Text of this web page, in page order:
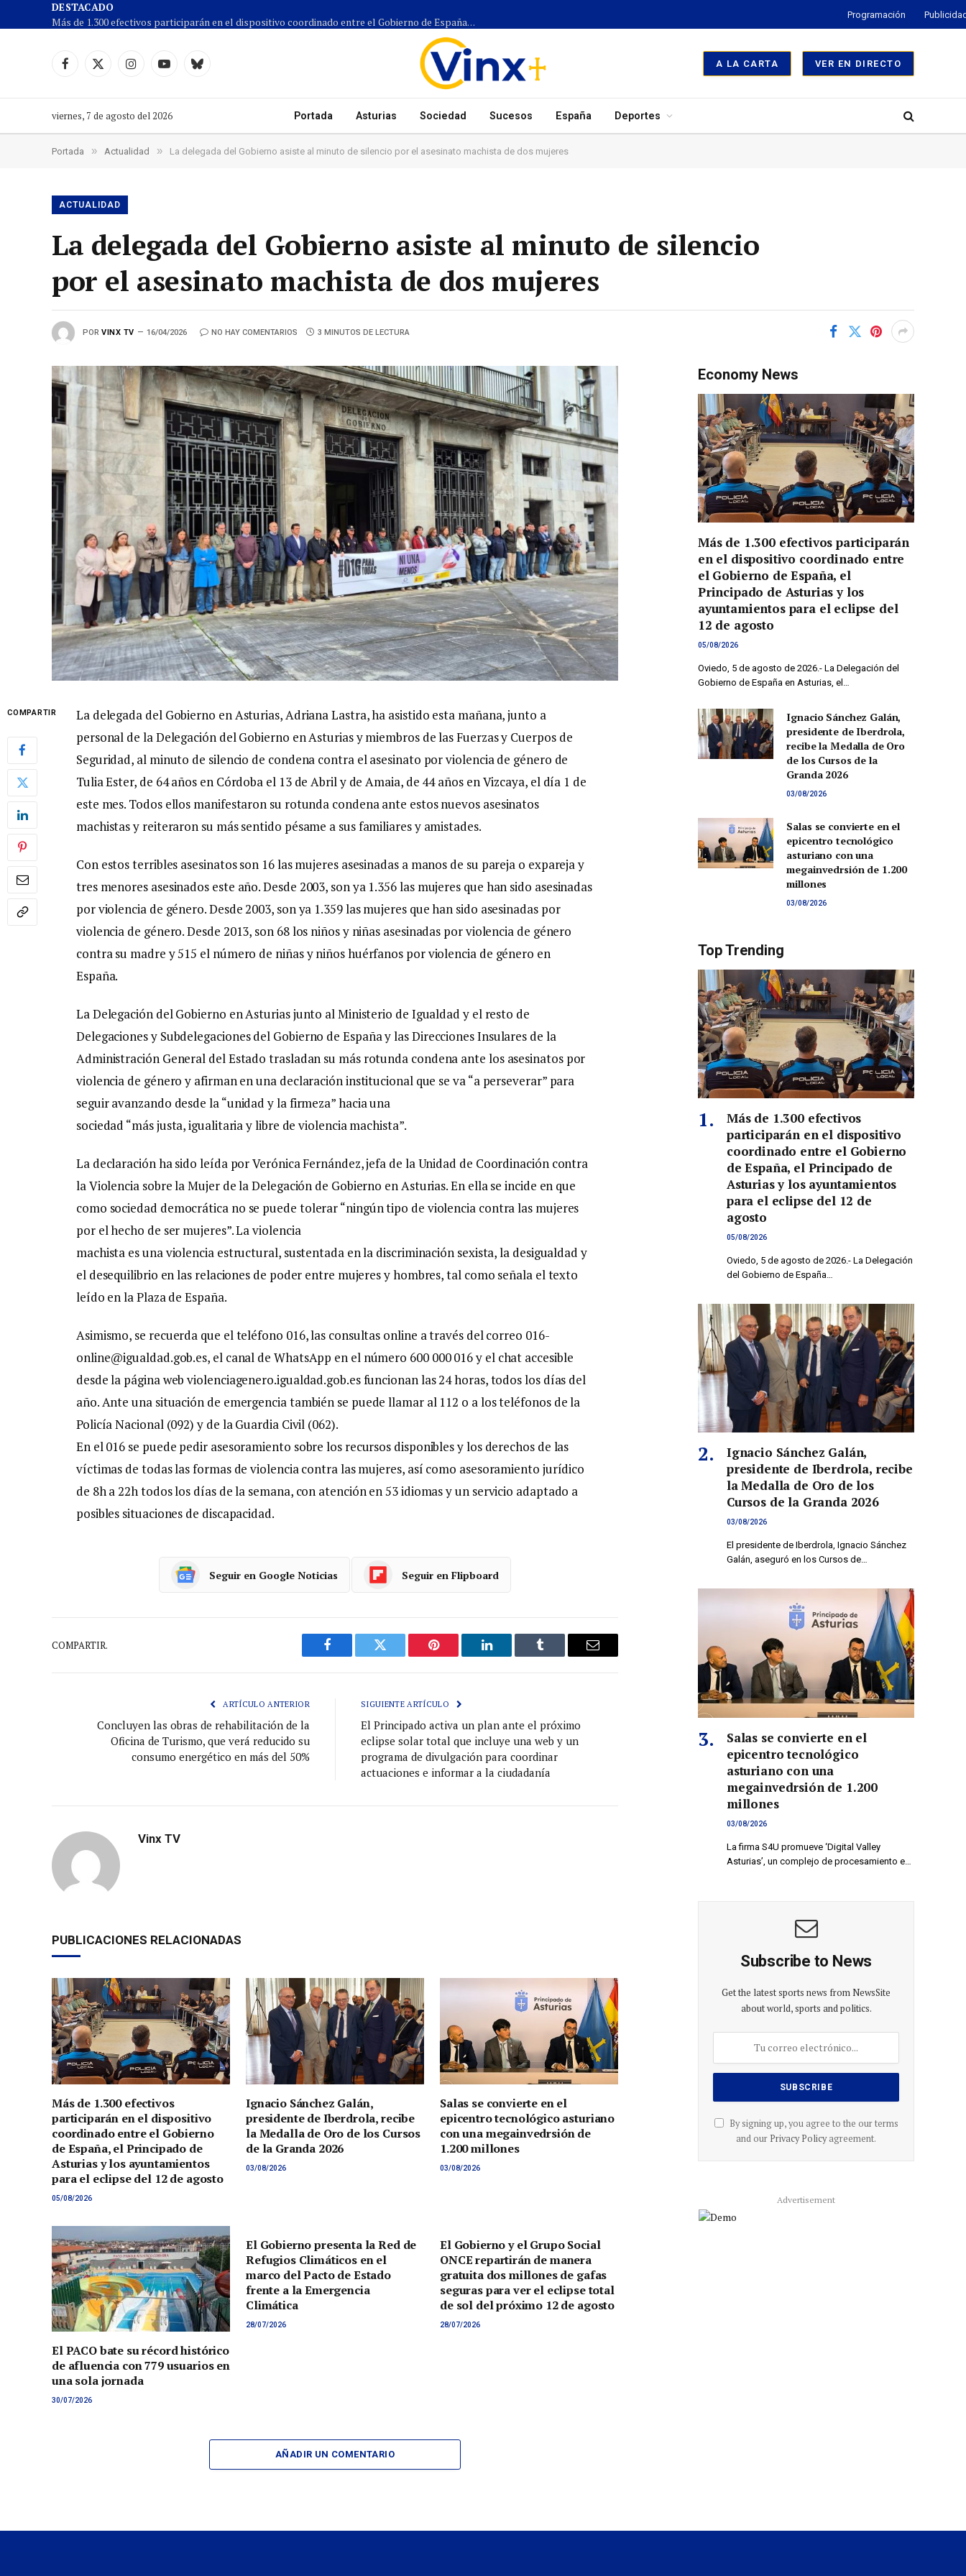
DESTACADO
Más de 1.300 efectivos participarán en el dispositivo coordinado entre el Gobierno de España, el Principado de Asturias y los ayuntamientos para el eclipse del 12 de agosto
Programación
Facebook
X
InstagramYouTubeCielo
A LA CARTA VER EN DIRECTO
viernes, 7 de agosto del 2026 Portada Asturias Sociedad Sucesos España Deportes
Portada » Actualidad » La delegada del Gobierno asiste al minuto de silencio por el asesinato machista de dos mujeres
ACTUALIDAD
La delegada del Gobierno asiste al minuto de silencio
por el asesinato machista de dos mujeres
POR VINX TV 16/04/2026 NO HAY COMENTARIOS 3 MINUTOS DE LECTURA
COMPARTIR
La delegada del Gobierno en Asturias, Adriana Lastra, ha asistido esta mañana, junto a
personal de la Delegación del Gobierno en Asturias y miembros de las Fuerzas y Cuerpos de
Seguridad, al minuto de silencio de condena contra el asesinato por violencia de género de
Tulia Ester, de 64 años en Córdoba el 13 de Abril y de Amaia, de 44 años en Vizcaya, el día 1 de
este mes. Todos ellos manifestaron su rotunda condena ante estos nuevos asesinatos
machistas y reiteraron su más sentido pésame a sus familiares y amistades.
Con estos terribles asesinatos son 16 las mujeres asesinadas a manos de su pareja o expareja y
tres menores asesinados este año. Desde 2003, son ya 1.356 las mujeres que han sido asesinadas
por violencia de género. Desde 2003, son ya 1.359 las mujeres que han sido asesinadas por
violencia de género. Desde 2013, son 68 los niños y niñas asesinadas por violencia de género
contra su madre y 515 el número de niñas y niños huérfanos por violencia de género en
España.
La Delegación del Gobierno en Asturias junto al Ministerio de Igualdad y el resto de
Delegaciones y Subdelegaciones del Gobierno de España y las Direcciones Insulares de la
Administración General del Estado trasladan su más rotunda condena ante los asesinatos por
violencia de género y afirman en una declaración institucional que se va “a perseverar” para
seguir avanzando desde la “unidad y la firmeza” hacia una
sociedad “más justa, igualitaria y libre de violencia machista”.
La declaración ha sido leída por Verónica Fernández, jefa de la Unidad de Coordinación contra
la Violencia sobre la Mujer de la Delegación de Gobierno en Asturias. En ella se incide en que
como sociedad democrática no se puede tolerar “ningún tipo de violencia contra las mujeres
por el hecho de ser mujeres”. La violencia
machista es una violencia estructural, sustentada en la discriminación sexista, la desigualdad y
el desequilibrio en las relaciones de poder entre mujeres y hombres, tal como señala el texto
leído en la Plaza de España.
Asimismo, se recuerda que el teléfono 016, las consultas online a través del correo 016-
online@igualdad.gob.es, el canal de WhatsApp en el número 600 000 016 y el chat accesible
desde la página web violenciagenero.igualdad.gob.es funcionan las 24 horas, todos los días del
año. Ante una situación de emergencia también se puede llamar al 112 o a los teléfonos de la
Policía Nacional (092) y de la Guardia Civil (062).
En el 016 se puede pedir asesoramiento sobre los recursos disponibles y los derechos de las
víctimas de todas las formas de violencia contra las mujeres, así como asesoramiento jurídico
de 8h a 22h todos los días de la semana, con atención en 53 idiomas y un servicio adaptado a
posibles situaciones de discapacidad.
Seguir en Google Noticias Seguir en Flipboard
COMPARTIR.
Facebook Gorjeo Pinterest LinkedIn Tumblr
Correo
ARTÍCULO ANTERIOR
Concluyen las obras de rehabilitación de la
Oficina de Turismo, que verá reducido su
consumo energético en más del 50%
SIGUIENTE ARTÍCULO
El Principado activa un plan ante el próximo
eclipse solar total que incluye una web y un
programa de divulgación para coordinar
actuaciones e informar a la ciudadanía
Vinx TV
PUBLICACIONES RELACIONADAS
Más de 1.300 efectivos
participarán en el dispositivo
coordinado entre el Gobierno
de España, el Principado de
Asturias y los ayuntamientos
para el eclipse del 12 de agosto
05/08/2026
Ignacio Sánchez Galán,
presidente de Iberdrola, recibe
la Medalla de Oro de los Cursos
de la Granda 2026
03/08/2026
Salas se convierte en el
epicentro tecnológico asturiano
con una megainvedrsión de
1.200 millones
03/08/2026
El PACO bate su récord histórico
de afluencia con 779 usuarios en
una sola jornada
30/07/2026
El Gobierno presenta la Red de
Refugios Climáticos en el
marco del Pacto de Estado
frente a la Emergencia
Climática
28/07/2026
El Gobierno y el Grupo Social
ONCE repartirán de manera
gratuita dos millones de gafas
seguras para ver el eclipse total
de sol del próximo 12 de agosto
28/07/2026
AÑADIR UN COMENTARIO
Economy News
Más de 1.300 efectivos participarán
en el dispositivo coordinado entre
el Gobierno de España, el
Principado de Asturias y los
ayuntamientos para el eclipse del
12 de agosto
05/08/2026
Oviedo, 5 de agosto de 2026.- La Delegación del
Gobierno de España en Asturias, el…
Ignacio Sánchez Galán,
presidente de Iberdrola,
recibe la Medalla de Oro
de los Cursos de la
Granda 2026
03/08/2026
Salas se convierte en el
epicentro tecnológico
asturiano con una
megainvedrsión de 1.200
millones
03/08/2026
Top Trending
Más de 1.300 efectivos
participarán en el dispositivo
coordinado entre el Gobierno
de España, el Principado de
Asturias y los ayuntamientos
para el eclipse del 12 de
agosto
05/08/2026
Oviedo, 5 de agosto de 2026.- La Delegación
del Gobierno de España…
Ignacio Sánchez Galán,
presidente de Iberdrola, recibe
la Medalla de Oro de los
Cursos de la Granda 2026
03/08/2026
El presidente de Iberdrola, Ignacio Sánchez
Galán, aseguró en los Cursos de…
Salas se convierte en el
epicentro tecnológico
asturiano con una
megainvedrsión de 1.200
millones
03/08/2026
La firma S4U promueve ‘Digital Valley
Asturias’, un complejo de procesamiento e…
Subscribe to News
Get the latest sports news from NewsSite
about world, sports and politics.
By signing up, you agree to the our terms
and our Privacy Policyagreement.
Advertisement